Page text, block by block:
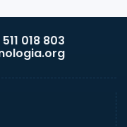
018 803